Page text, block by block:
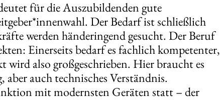
für die Auszubildenden gute
Der Bedarf ist schließlich
werden händeringend gesucht. Der Beruf
Einerseits bedarf es fachlich kompetenter,
also großgeschrieben. Hier braucht es
auch technisches Verständnis.
mit modernsten Geräten statt – der